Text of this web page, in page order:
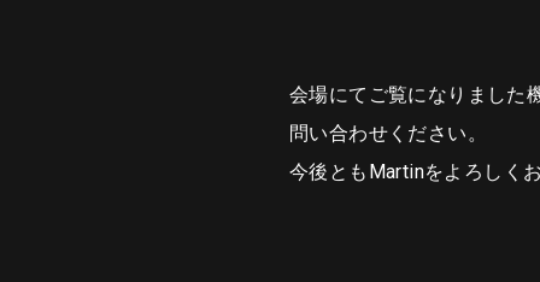
会場にてご覧になりました
問い合わせください。
今後ともMartinをよろしく